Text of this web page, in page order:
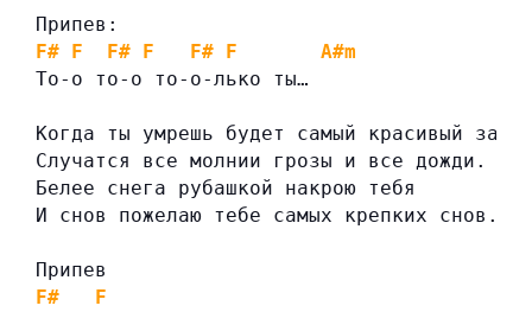
Припев:
F# F F# F F# F
A#m
То-о то-о то-о-лько ты…
Когда ты умрешь будет самый красивый
Случатся все молнии грозы и все дожди.
Белее снега рубашкой накрою тебя
И снов пожелаю тебе самых крепких снов.
Припев
F#
F